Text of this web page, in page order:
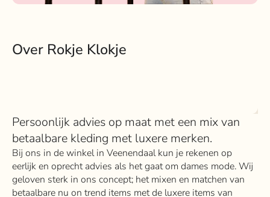
Over Rokje Klokje
Persoonlijk advies op maat met een mix van
betaalbare kleding met luxere merken.
Bij ons in de winkel in Veenendaal kun je rekenen op
eerlijk en oprecht advies als het gaat om dames mode. Wij
geloven sterk in ons concept; het mixen en matchen van
betaalbare nu on trend items met de luxere items van